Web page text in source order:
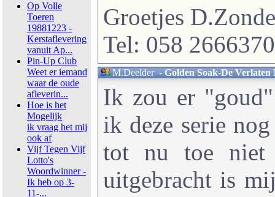
Op Volle
Toeren
19881223 -
Kerstaflevering
vanuit Ap...
Pin-Up Club
Weet er iemand
waar de oude
afleverin...
Hoe is het
Mogelijk
ik vraag het mij
ook af
Vijf Tegen Vijf
Lotto's
Woordwinner -
Ik heb op 3-
11-...
Groetjes
Tel: 058 2666370
M.Deelder-Golden Soak-De
Ik zou er
ik deze serie
tot nu toe
uitgebracht is